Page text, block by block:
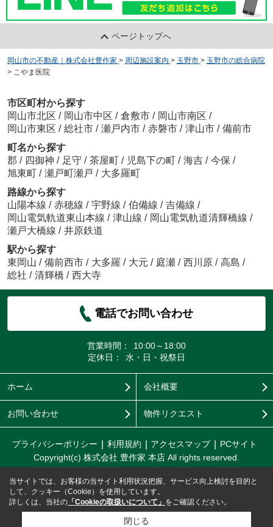
ページトップへ
岡山市の不動産｜株式会社豊作家 > 周辺施設案内 > 玉野市 > 玉野市の総合病院
> こやま医院
市区町村から探す
岡山市北区 / 岡山市中区 / 倉敷市 / 岡山市南区 /
岡山市東区 / 総社市 / 瀬戸内市 / 赤磐市 / 津山市 / 備前市
町名から探す
郡 / 四御神 / 足守 / 茶屋町 / 児島下の町 / 海吉 / 今保 /
旭東町 / 瀬戸町瀬戸 / 大多羅町
路線から探す
山陽本線 / 赤穂線 / 宇野線 / 伯備線 / 吉備線 /
岡山電気軌道東山本線 / 津山線 / 岡山電気軌道清輝橋線 /
瀬戸大橋線 / 井原鉄道
駅から探す
東岡山 / 備前西市 / 大多羅 / 大元 / 庭瀬 / 西川原 / 高島 /
総社 / 清輝橋 / 西大寺
電話でお問い合わせ
営業時間：
10:00～18:00
定休日：
水・日・祝祭日
ホーム 会社概要
お問い合わせ 物件リクエスト
プライバシーポリシー 利用規約 アクセスマップ
PCサイト
Copyright(c) 株式会社 豊作家 本店 All rights reserved.
当サイトでは、お客様の当サイト利用状況把握、サービス向上検討を目的と
して、クッキー（Cookie）を使用しています。
詳しくは、当社の 「Cookieの取扱いについて」 をご確認ください。
閉じる